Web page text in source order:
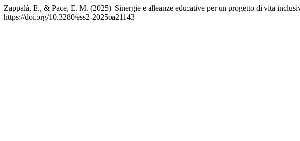
Zappalà, E., & Pace, E. M. (2025). Sinergie e alleanze educative per un progetto di vita
https://doi.org/10.3280/ess2-2025oa21143